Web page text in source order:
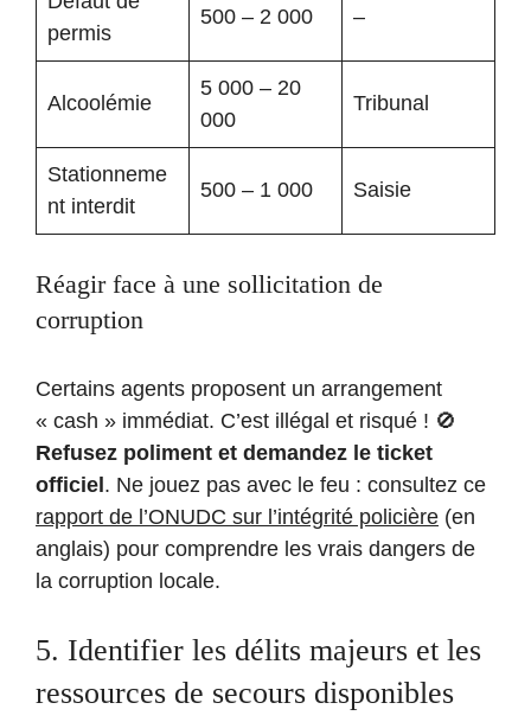
permis
500 – 2 000 –
Alcoolémie
5 000 – 20
000
Tribunal
Stationneme
nt interdit
500 – 1 000 Saisie
Réagir face à une sollicitation de
corruption
Certains agents proposent un arrangement
« cash » immédiat. C’est illégal et risqué ! 🚫
Refusez poliment et demandez le ticket
officiel. Ne jouez pas avec le feu : consultez ce
rapport de l’ONUDC sur l’intégrité policière (en
anglais) pour comprendre les vrais dangers de
la corruption locale.
5. Identifier les délits majeurs et les
ressources de secours disponibles